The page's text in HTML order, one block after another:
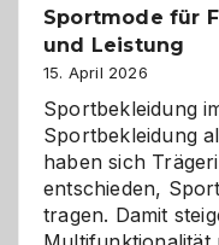
Sportmode für
und Leistung
15. April 2026
Sportbekleidung
Sportbekleidung
haben sich
entschieden,
tragen. Damit